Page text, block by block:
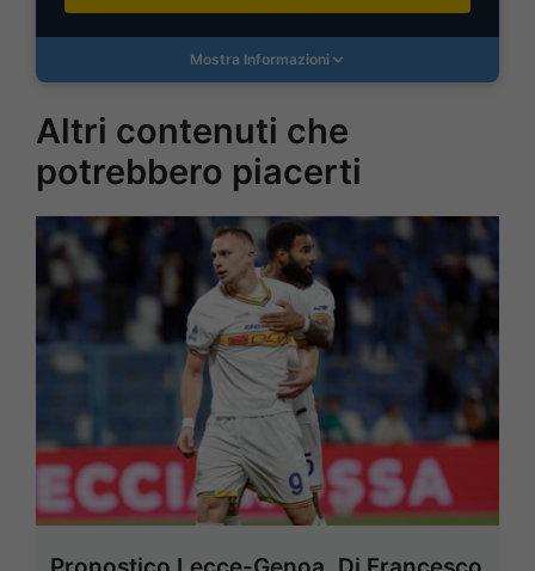
Mostra Informazioni
Altri contenuti che
potrebbero piacerti